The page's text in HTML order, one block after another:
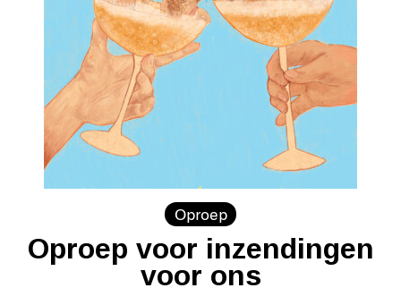
Oproep
Oproep voor inzendingen
voor ons